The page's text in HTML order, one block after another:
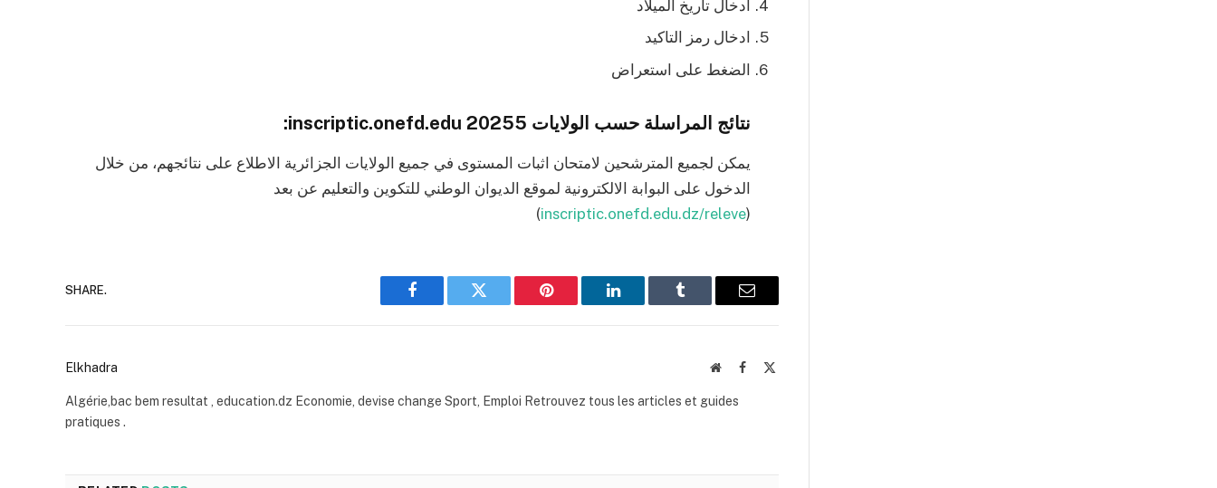
ادخال تاريخ الميلاد
ادخال رمز التاكيد
الضغط على استعراض
نتائج المراسلة حسب الولايات 20255 inscriptic.onefd.edu:
يمكن لجميع المترشحين لامتحان اثبات المستوى في جميع الولايات الجزائرية الاطلاع على نتائجهم، من خلال
الدخول على البوابة الالكترونية لموقع الديوان الوطني للتكوين والتعليم عن بعد
(
inscriptic.onefd.edu.dz/releve
)
SHARE.
Facebook Twitter Pinterest LinkedIn Tumblr Email
Elkhadra WebsiteFacebook
Algérie,bac bem resultat , education.dz Economie, devise change Sport, Emploi Retrouvez tous les articles et guides
pratiques .